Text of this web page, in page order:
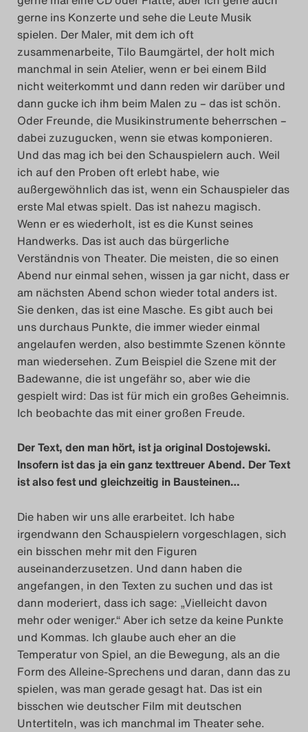
gerne ins Konzerte und sehe die Leute Musik
spielen. Der Maler, mit dem ich oft
zusammenarbeite, Tilo Baumgärtel, der holt mich
manchmal in sein Atelier, wenn er bei einem Bild
nicht weiterkommt und dann reden wir darüber und
dann gucke ich ihm beim Malen zu – das ist schön.
Oder Freunde, die Musikinstrumente beherrschen –
dabei zuzugucken, wenn sie etwas komponieren.
Und das mag ich bei den Schauspielern auch. Weil
ich auf den Proben oft erlebt habe, wie
außergewöhnlich das ist, wenn ein Schauspieler das
erste Mal etwas spielt. Das ist nahezu magisch.
Wenn er es wiederholt, ist es die Kunst seines
Handwerks. Das ist auch das bürgerliche
Verständnis von Theater. Die meisten, die so einen
Abend nur einmal sehen, wissen ja gar nicht, dass er
am nächsten Abend schon wieder total anders ist.
Sie denken, das ist eine Masche. Es gibt auch bei
uns durchaus Punkte, die immer wieder einmal
angelaufen werden, also bestimmte Szenen könnte
man wiedersehen. Zum Beispiel die Szene mit der
Badewanne, die ist ungefähr so, aber wie die
gespielt wird: Das ist für mich ein großes Geheimnis.
Ich beobachte das mit einer großen Freude.
Der Text, den man hört, ist ja original Dostojewski.
Insofern ist das ja ein ganz texttreuer Abend. Der Text
ist also fest und gleichzeitig in Bausteinen…
Die haben wir uns alle erarbeitet. Ich habe
irgendwann den Schauspielern vorgeschlagen, sich
ein bisschen mehr mit den Figuren
auseinanderzusetzen. Und dann haben die
angefangen, in den Texten zu suchen und das ist
dann moderiert, dass ich sage: „Vielleicht davon
mehr oder weniger.“ Aber ich setze da keine Punkte
und Kommas. Ich glaube auch eher an die
Temperatur von Spiel, an die Bewegung, als an die
Form des Alleine-Sprechens und daran, dann das zu
spielen, was man gerade gesagt hat. Das ist ein
bisschen wie deutscher Film mit deutschen
Untertiteln, was ich manchmal im Theater sehe.